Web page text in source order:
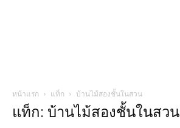
หน้าแรก แท็ก บ้านไม้สองชั้นในสวน
แท็ก: บ้านไม้สองชั้นในสวน